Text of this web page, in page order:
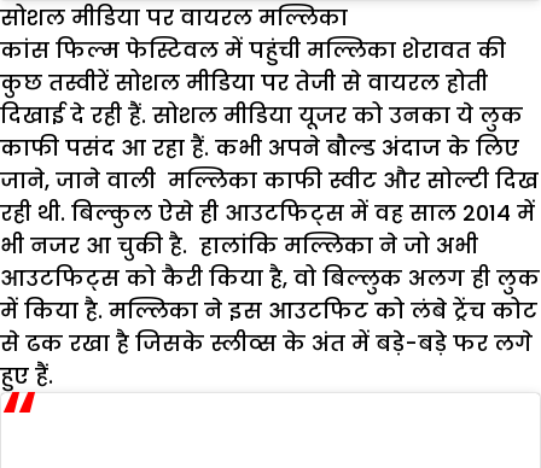
सोशल मीडिया पर वायरल मल्लिका
कांस फिल्म फेस्टिवल में पहुंची मल्लिका शेरावत की
कुछ तस्वीरें सोशल मीडिया पर तेजी से वायरल होती
दिखाई दे रही हैं. सोशल मीडिया यूजर को उनका ये लुक
काफी पसंद आ रहा हैं. कभी अपने बौल्ड अंदाज के लिए
जाने, जाने वाली मल्लिका काफी स्वीट और सोल्टी दिख
रही थी. बिल्कुल ऐसे ही आउटफिट्स में वह साल 2014 में
भी नजर आ चुकी है. हालांकि मल्लिका ने जो अभी
आउटफिट्स को कैरी किया है, वो बिल्लुक अलग ही लुक
में किया है. मल्लिका ने इस आउटफिट को लंबे ट्रेंच कोट
से ढक रखा है जिसके स्लीव्स के अंत में बड़े-बड़े फर लगे
हुए हैं.